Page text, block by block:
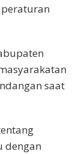
saat
dengan